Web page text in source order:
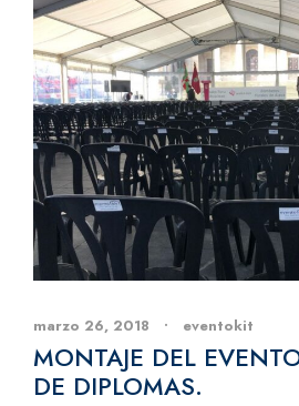
marzo 26, 2018 • eventokit
MONTAJE DEL
DE DIPLOMAS.